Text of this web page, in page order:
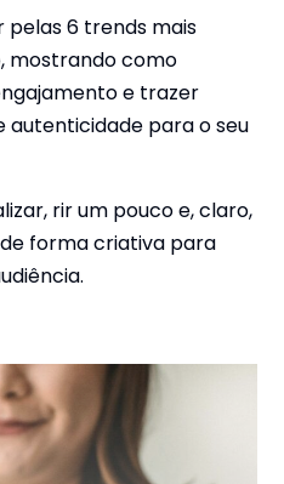
pelas 6 trends mais
mostrando como
e trazer
autenticidade para o seu
rir um pouco e, claro,
forma criativa para